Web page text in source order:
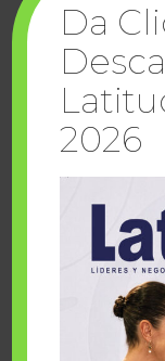
Cuando la
sueños
Da
2026